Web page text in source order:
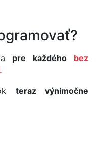
pre každého
bez
teraz výnimočne